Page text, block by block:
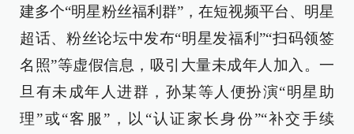
建多个“明星粉丝福利群”，在短视频平台、明星
超话、粉丝论坛中发布“明星发福利”“扫码领签
名照”等虚假信息，吸引大量未成年人加入。一
旦有未成年人进群，孙某等人便扮演“明星助
理”或“客服”，以“认证家长身份”“补交手续